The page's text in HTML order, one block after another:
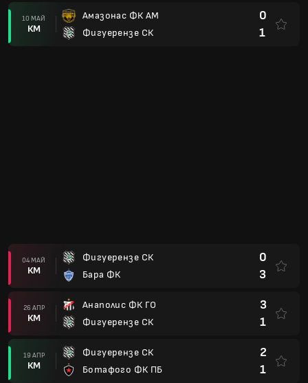
10 МАЙ
КМ
Амазонас ФК АМ
Фигуерензе СК
0
1
06 АПР
КМ
Ипиранга ФК РС
Фигуерензе СК
1
1
Cup
CRB
1
0
Амазонас ФК АМ
0